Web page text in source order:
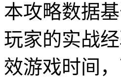
本攻略数据
玩家的实战
效游戏时间